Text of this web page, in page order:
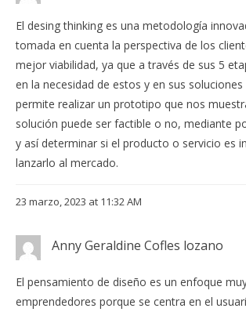
El desing thinking es una metodología
tomada en cuenta la perspectiva de los
mejor viabilidad, ya que a través de sus 5
en la necesidad de estos y en sus
permite realizar un prototipo que nos
solución puede ser factible o no, mediante
y así determinar si el producto o servicio es
lanzarlo al mercado.
23 marzo, 2023 at 11:32 AM
Anny Geraldine Cofles lozano
El pensamiento de diseño es un enfoque
emprendedores porque se centra en el